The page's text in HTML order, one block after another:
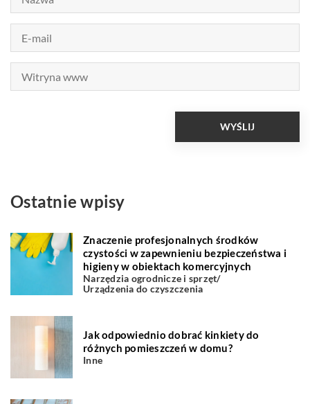
Ostatnie wpisy
Znaczenie profesjonalnych środków
czystości w zapewnieniu bezpieczeństwa i
higieny w obiektach komercyjnych
Narzędzia ogrodnicze i sprzęt/
Urządzenia do czyszczenia
Jak odpowiednio dobrać kinkiety do
różnych pomieszczeń w domu?
Inne